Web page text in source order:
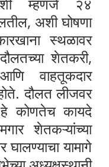
म्हणजे २४
अशी घोषणा
स्थळावर
शेतकरी,
वाहतूकदार
दौलत लीजवर
हे कोणतेच कायदे
शेतकऱ्यांच्या
घालण्याचा यामागे